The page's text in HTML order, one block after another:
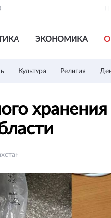
ЭКОНОМИКА
Культура Религия